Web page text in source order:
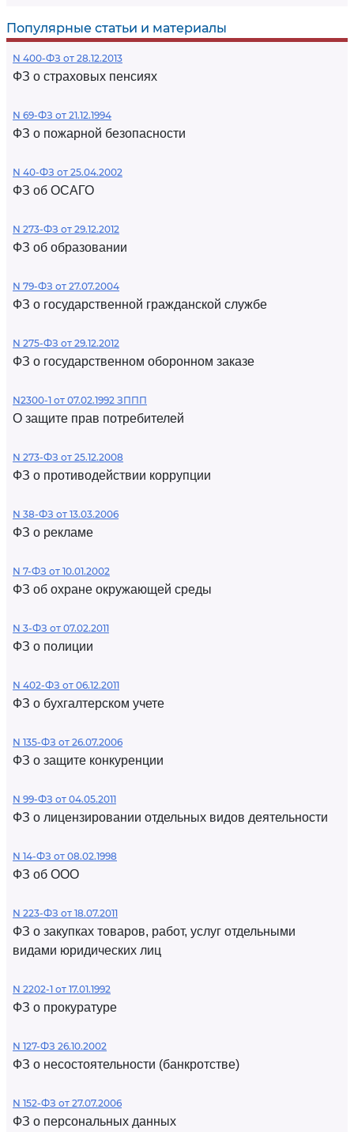
Популярные статьи и материалы
N 400-ФЗ от 28.12.2013
ФЗ о страховых пенсиях
N 69-ФЗ от 21.12.1994
ФЗ о пожарной безопасности
N 40-ФЗ от 25.04.2002
ФЗ об ОСАГО
N 273-ФЗ от 29.12.2012
ФЗ об образовании
N 79-ФЗ от 27.07.2004
ФЗ о государственной гражданской службе
N 275-ФЗ от 29.12.2012
ФЗ о государственном оборонном заказе
N2300-1 от 07.02.1992 ЗППП
О защите прав потребителей
N 273-ФЗ от 25.12.2008
ФЗ о противодействии коррупции
N 38-ФЗ от 13.03.2006
ФЗ о рекламе
N 7-ФЗ от 10.01.2002
ФЗ об охране окружающей среды
N 3-ФЗ от 07.02.2011
ФЗ о полиции
N 402-ФЗ от 06.12.2011
ФЗ о бухгалтерском учете
N 135-ФЗ от 26.07.2006
ФЗ о защите конкуренции
N 99-ФЗ от 04.05.2011
ФЗ о лицензировании отдельных видов деятельности
N 14-ФЗ от 08.02.1998
ФЗ об ООО
N 223-ФЗ от 18.07.2011
ФЗ о закупках товаров, работ, услуг отдельными
видами юридических лиц
N 2202-1 от 17.01.1992
ФЗ о прокуратуре
N 127-ФЗ 26.10.2002
ФЗ о несостоятельности (банкротстве)
N 152-ФЗ от 27.07.2006
ФЗ о персональных данных